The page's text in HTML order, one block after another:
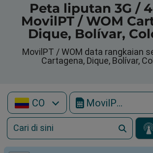
Peta liputan 3G /
MovilPT / WOM
Dique, Bolívar,
MovilPT / WOM data rangkaian
Cartagena, Dique, Bolívar,
CO MovilPT / WOM